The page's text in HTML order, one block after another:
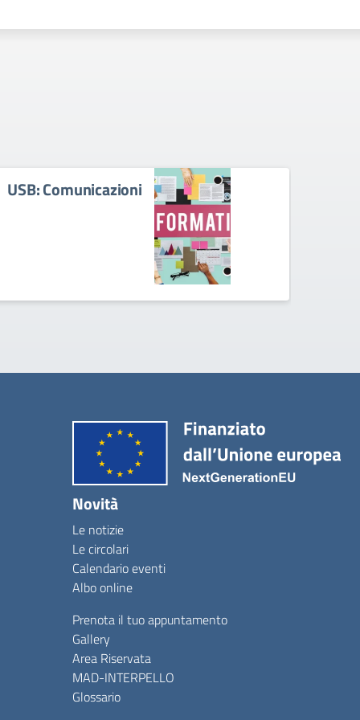
USB: Comunicazioni
Novità
Le notizie
Le circolari
Calendario eventi
Albo online
Prenota il tuo appuntamento
Gallery
Area Riservata
MAD-INTERPELLO
Glossario